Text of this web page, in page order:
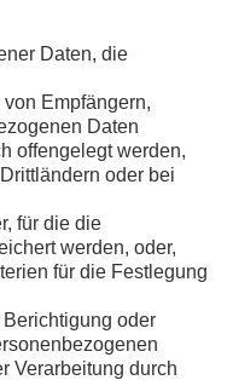
Daten, die
Empfängern,
Daten
offengelegt werden,
oder bei
für die die
werden, oder,
für die Festlegung
oder
Verarbeitung durch